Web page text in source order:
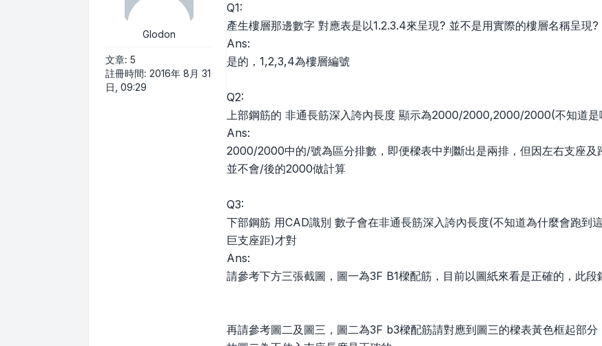
Glodon
文章: 5
註冊時間: 2016年 8月 31
日, 09:29
Q1:
產生樓層那邊數字 對應表是以1.2.3.4來呈現? 並不是用實際的樓層名稱呈現?
Ans:
是的，1,2,3,4為樓層編號
Q2:
上部鋼筋的 非通長筋深入誇內長度 顯示為2000/2000,2000/2000(不知道是
Ans:
2000/2000中的/號為區分排數，即便樑表中判斷出是兩排，但因左右支座
並不會/後的2000做計算
Q3:
下部鋼筋 用CAD識別 數子會在非通長筋深入誇內長度(不知道為什麼會跑到
巨支座距)才對
Ans:
請參考下方三張截圖，圖一為3F B1樑配筋，目前以圖紙來看是正確的，此段
再請參考圖二及圖三，圖二為3F b3樑配筋請對應到圖三的樑表黃色框起部分